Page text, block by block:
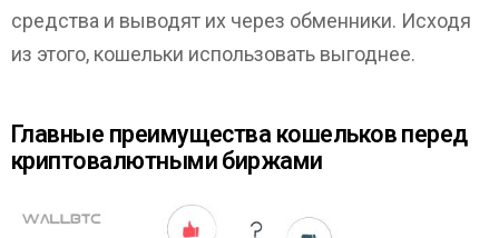
средства и выводят их через обменники. Исходя
из этого, кошельки использовать выгоднее.
Главные преимущества кошельков перед
криптовалютными биржами